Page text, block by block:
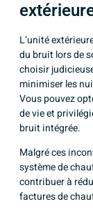
L’unité
du bruit lors de
choisir
minimiser les
Vous pouvez
de vie et
bruit intégrée.
Malgré ces
système de
contribuer à
factures de